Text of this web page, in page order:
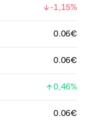
-1,15%
0.06€
0.06€
0,46%
0.06€